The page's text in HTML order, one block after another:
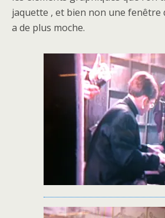
jaquette , et bien non une fenêtre
a de plus moche.